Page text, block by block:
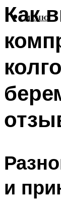
МЕНЮ
Как
и